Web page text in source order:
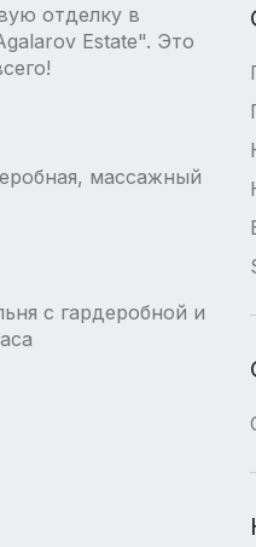
отделку в
Estate". Это
массажный
с гардеробной и